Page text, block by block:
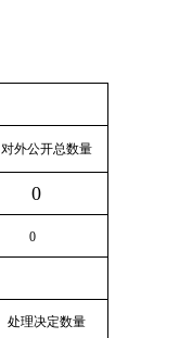
对外公开总数量
0
0
处理决定数量